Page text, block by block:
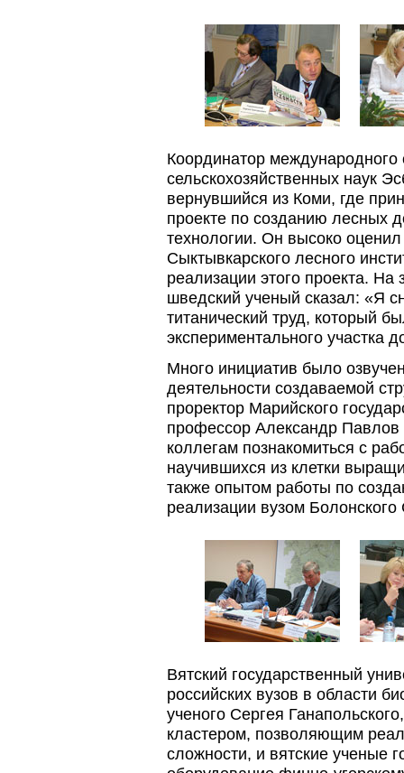
Координатор международного
сельскохозяйственных наук
вернувшийся из Коми, где
проекте по созданию лесных
технологии. Он высоко
Сыктывкарского лесного
реализации этого проекта. На
шведский ученый сказал: «Я
титанический труд, который
экспериментального участка
Много инициатив было
деятельности создаваемой
проректор Марийского
профессор Александр
коллегам познакомиться с
научившихся из клетки
также опытом работы по
реализации вузом
Вятский государственный
российских вузов в области
ученого Сергея
кластером, позволяющим
сложности, и вятские ученые